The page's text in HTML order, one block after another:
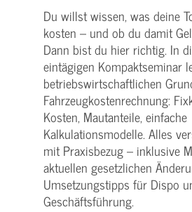
Du willst wissen, was deine
kosten – und ob du damit
Dann bist du hier richtig. In
eintägigen Kompaktseminar
betriebswirtschaftlichen
Fahrzeugkostenrechnung:
Kosten, Mautanteile, einfache
Kalkulationsmodelle. Alles
mit Praxisbezug – inklusive
aktuellen gesetzlichen
Umsetzungstipps für Dispo
Geschäftsführung.